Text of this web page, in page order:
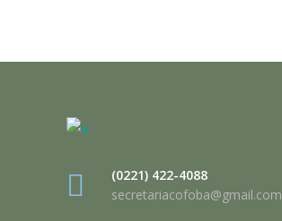
(0221) 422-4088
secretariacofoba@gmail.com